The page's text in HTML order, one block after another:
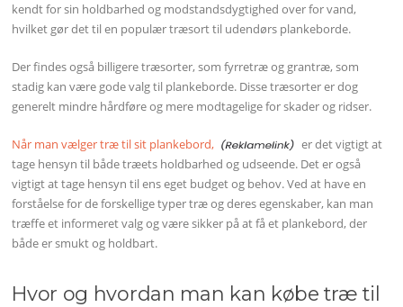
kendt for sin holdbarhed og modstandsdygtighed over for vand,
hvilket gør det til en populær træsort til udendørs plankeborde.
Der findes også billigere træsorter, som fyrretræ og grantræ, som
stadig kan være gode valg til plankeborde. Disse træsorter er dog
generelt mindre hårdføre og mere modtagelige for skader og ridser.
Når man vælger træ til sit plankebord,
er det vigtigt at
tage hensyn til både træets holdbarhed og udseende. Det er også
vigtigt at tage hensyn til ens eget budget og behov. Ved at have en
forståelse for de forskellige typer træ og deres egenskaber, kan man
træffe et informeret valg og være sikker på at få et plankebord, der
både er smukt og holdbart.
Hvor og hvordan man kan købe træ til